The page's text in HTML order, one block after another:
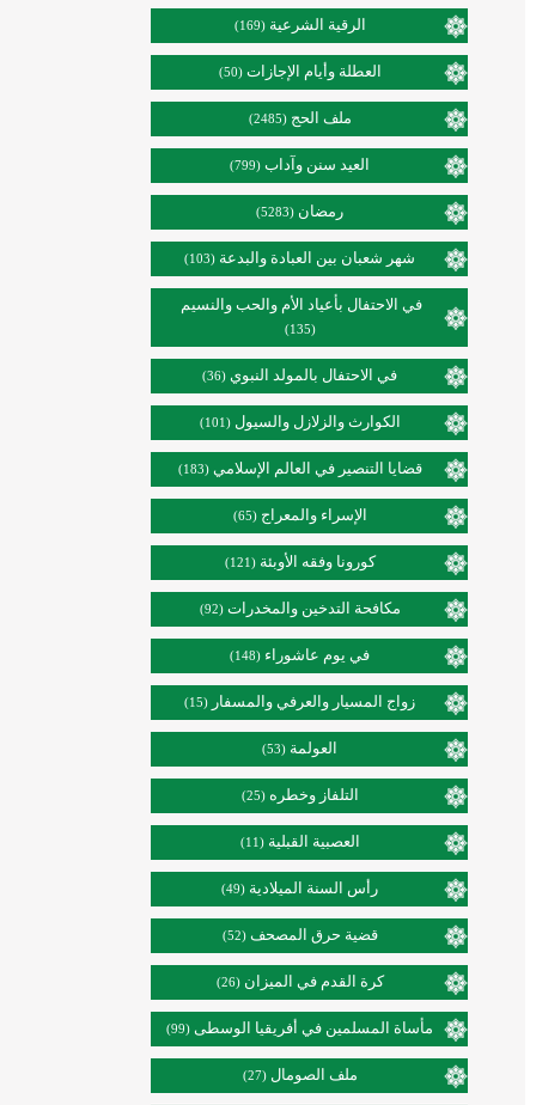
الرقية الشرعية (169)
العطلة وأيام الإجازات (50)
ملف الحج (2485)
العيد سنن وآداب (799)
رمضان (5283)
شهر شعبان بين العبادة والبدعة (103)
في الاحتفال بأعياد الأم والحب والنسيم
(135)
في الاحتفال بالمولد النبوي (36)
الكوارث والزلازل والسيول (101)
قضايا التنصير في العالم الإسلامي (183)
الإسراء والمعراج (65)
كورونا وفقه الأوبئة (121)
مكافحة التدخين والمخدرات (92)
في يوم عاشوراء (148)
زواج المسيار والعرفي والمسفار (15)
العولمة (53)
التلفاز وخطره (25)
العصبية القبلية (11)
رأس السنة الميلادية (49)
قضية حرق المصحف (52)
كرة القدم في الميزان (26)
مأساة المسلمين في أفريقيا الوسطى (99)
ملف الصومال (27)